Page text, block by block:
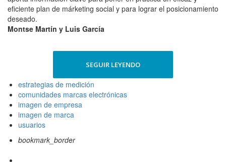
eficiente plan de márketing social y para lograr el posicionamiento
deseado.
Montse Martín y Luis García
SEGUIR LEYENDO
estrategias de medición
comunidades marcas electrónicas
imagen de empresa
imagen de marca
usuarios
bookmark_border